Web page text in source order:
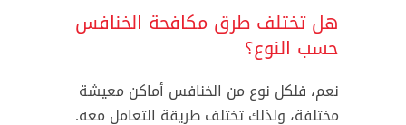
هل تختلف طرق مكافحة الخنافس
حسب النوع؟
نعم، فلكل نوع من الخنافس أماكن معيشة
مختلفة، ولذلك تختلف طريقة التعامل معه.